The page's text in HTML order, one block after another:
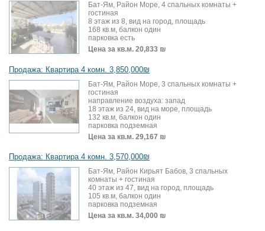
Бат-Ям, Район Море, 4 спальных комнаты +
гостиная
8 этаж из 8, вид на город, площадь
168 кв.м, балкон один
парковка есть
Цена за кв.м. 20,833 ₪
Продажа: Квартира 4 комн. 3,850,000₪
Бат-Ям, Район Море, 3 спальных комнаты +
гостиная
направление воздуха: запад
18 этаж из 24, вид на море, площадь
132 кв.м, балкон один
парковка подземная
Цена за кв.м. 29,167 ₪
Продажа: Квартира 4 комн. 3,570,000₪
Бат-Ям, Район Кирьят Бабов, 3 спальных
комнаты + гостиная
40 этаж из 47, вид на город, площадь
105 кв.м, балкон один
парковка подземная
Цена за кв.м. 34,000 ₪